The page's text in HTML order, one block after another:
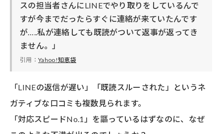
スの担当者さんにLINEでやり取りをしているんで
すが今までだったらすぐに連絡が来ていたんです
が…..私が連絡しても既読がついて返事が返ってき
ません。」
引用： Yahoo!知恵袋
「LINEの返信が遅い」「既読スルーされた」というネ
ガティブな口コミも複数見られます。
「対応スピードNo.1」を謳っているはずなのに、なぜ